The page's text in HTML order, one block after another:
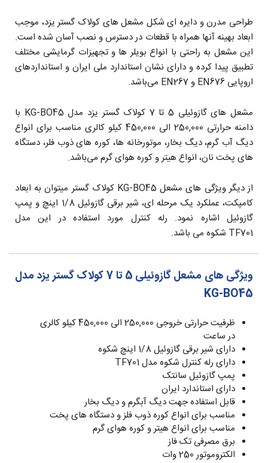
طراحی مدرن و دایره ای شکل مشعل های کولاک گستر یزد، موجب
ابعاد بهینه آنها همراه با قطعات در دسترس و نصب آسان شده است.
این مشعل به راحتی با انواع بویلر ها و تجهیزات گرمایشی مختلف
تطبیق پیدا کرده و دارای نشان استاندارد ملی ایران و استانداردهای
اروپایی EN676 و EN267 می‌باشد.
مشعل های گازوئیلی 5 تا 7 کولاک گستر یزد مدل KG-BO45 با
دامنه حرارتی 250,000 الی 450,000 کیلو کالری مناسب برای انواع
دیگ آب گرم، دیگ بخار، موتورخانه ها، کوره های ذوب فلر، دستگاه
های پخت نان، انواع هیتر و کوره هوای گرم می‌باشد.
از دیگر ویژگی های مشعل KG-BO45 کولاک گستر میتوان به ابعاد
کامپکت، عملکرد یک مرحله ای، شیر برقی گازوئیل 1/8 اینچ و پمپ
گازوئیل اشاره نمود. رله کنترل مورد استفاده در این مدل
TF701 شکوه می باشد.
ویژگی های مشعل گازوئیلی 5 تا 7 کولاک گستر یزد مدل
KG-BO45
ظرفیت حرارتی خروجی 250,000 الی 450,000 کیلو کالری
در ساعت
دارای شیر برقی گازوئیل 1/8 اینچ شکوه
دارای رله کنترل شکوه مدل TF701
پمپ گازوئیل سانتک
دارای استاندارد ایران
قابل استفاده جهت دیگ آبگرم و دیگ بخار
مناسب برای انواع کوره ذوب فلز و دستگاه های پخت
مناسب برای انواع هیتر و کوره هوای گرم
برق مصرفی تک فاز
الکتروموتور 250 وات